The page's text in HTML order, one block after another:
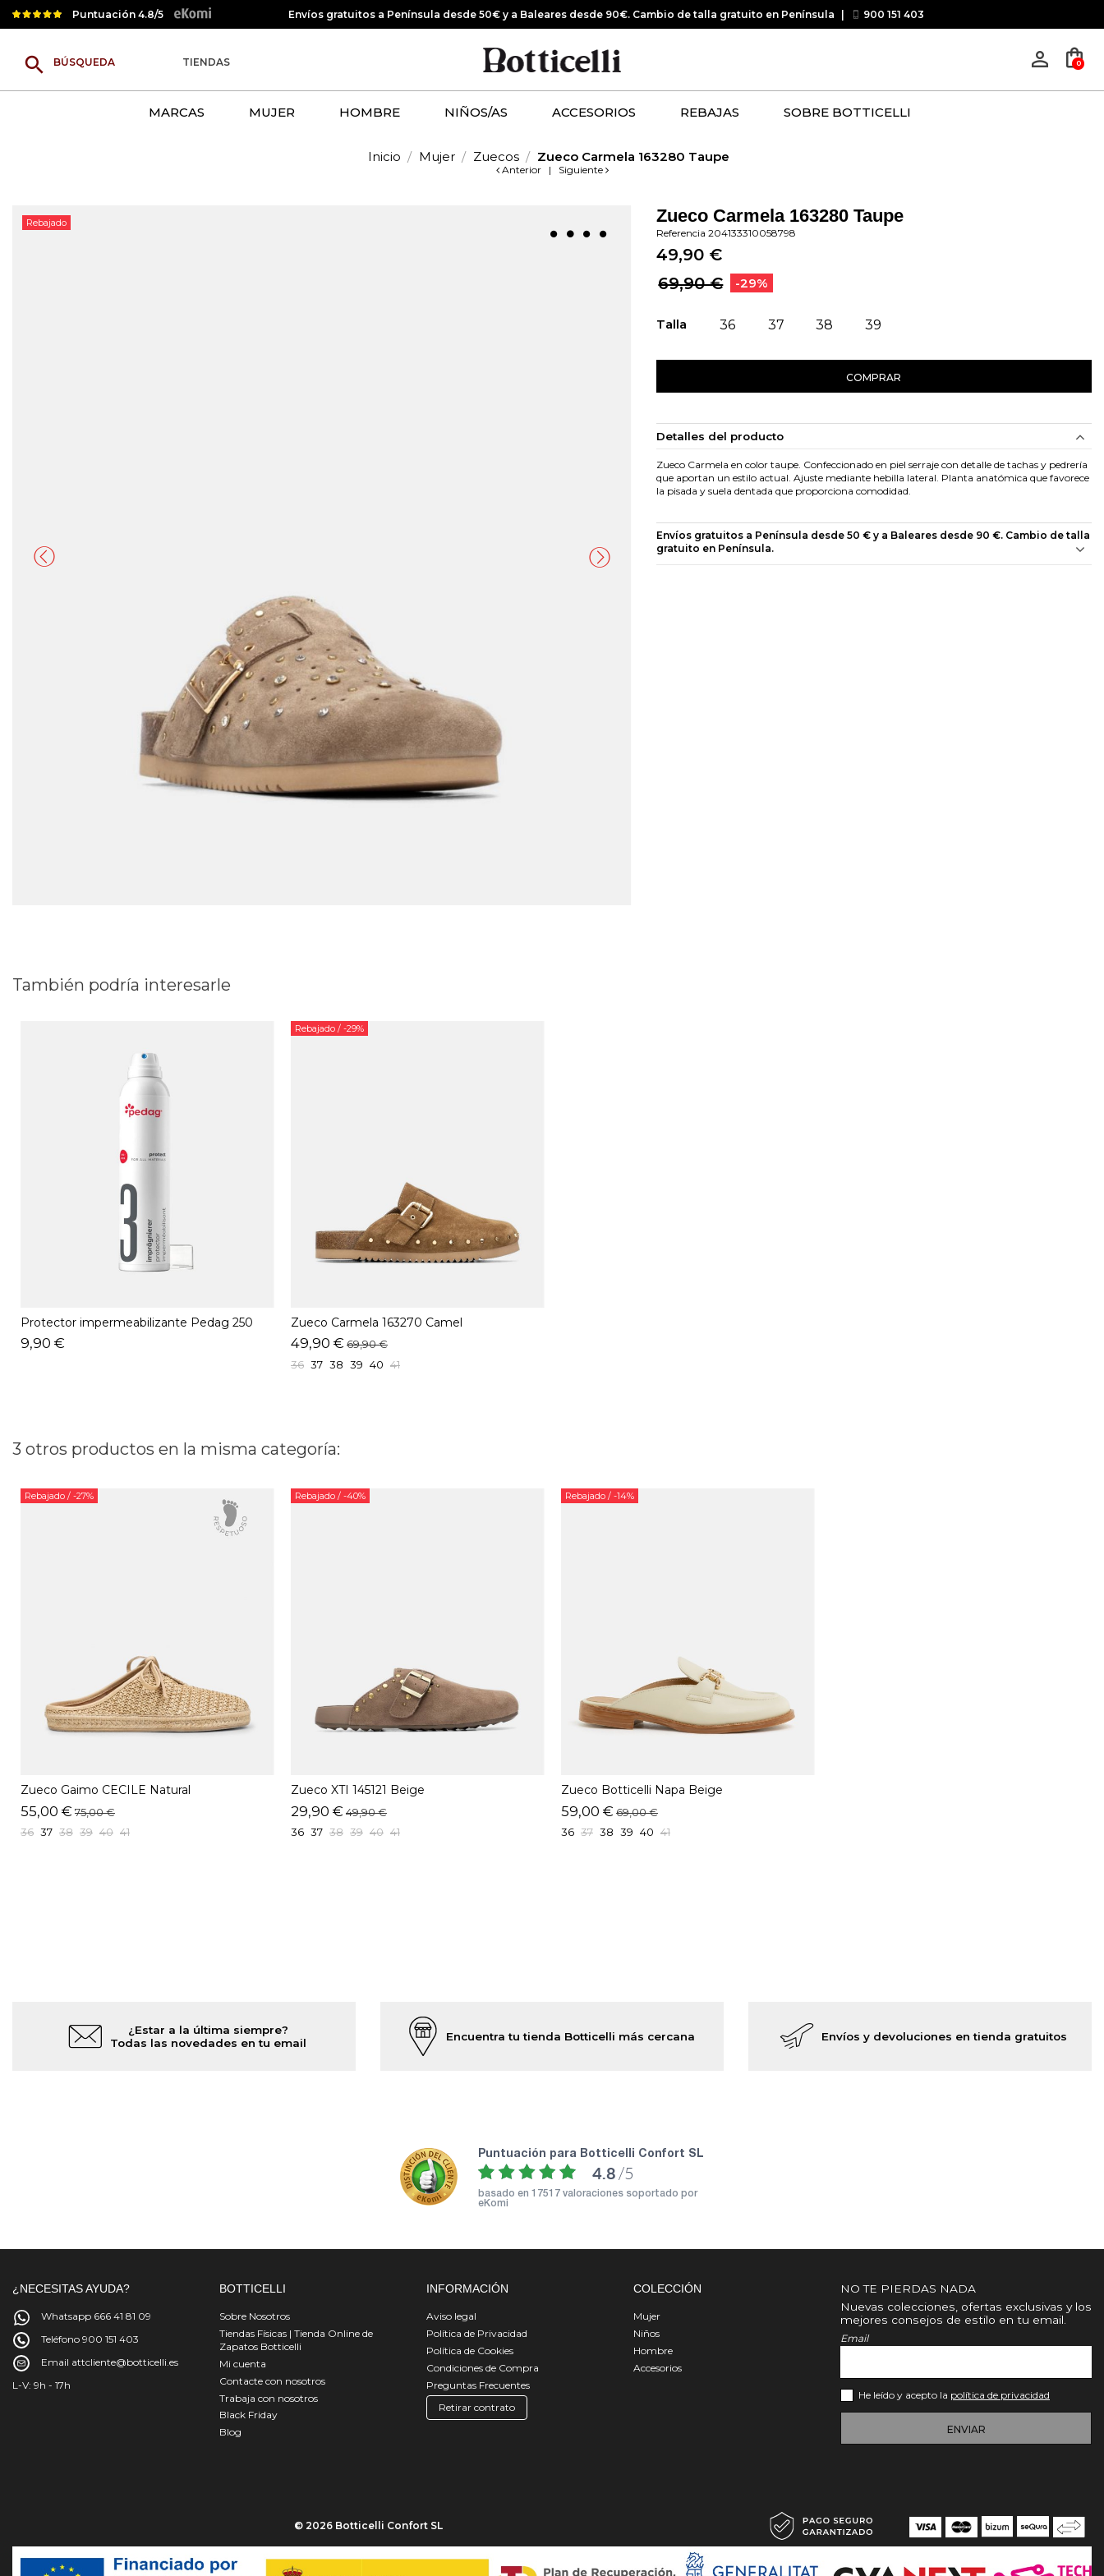
Puntuación 4.8/5 Envíos gratuitos a Península desde 50€ y a Baleares desde 90€. Cambio de talla gratuito en Península 900 151 403
search TIENDAS person_outline shopping_bag
0
MARCAS MUJER HOMBRE NIÑOS/AS ACCESORIOS REBAJAS SOBRE BOTTICELLI
Inicio Mujer Zuecos Zueco Carmela 163280 Taupe
Anterior | Siguiente
Rebajado Zueco Carmela 163280 Taupe
Referencia 204133310058798
49,90 €
69,90 €
-29%
Talla 36 37 38 39
COMPRAR
Detalles del producto
Zueco Carmela en color taupe. Confeccionado en piel serraje con detalle de tachas y pedrería
que aportan un estilo actual. Ajuste mediante hebilla lateral. Planta anatómica que favorece
la pisada y suela dentada que proporciona comodidad.
Envíos gratuitos a Península desde 50 € y a Baleares desde 90 €. Cambio de talla
gratuito en Península.
También podría interesarle
Protector impermeabilizante Pedag 250
ML
9,90 €
Rebajado / -29%
Zueco Carmela 163270 Camel
49,90 € 69,90 €
36 37 38 39 40 41
3 otros productos en la misma categoría:
Rebajado / -27%
Zueco Gaimo CECILE Natural
55,00 € 75,00 €
36 37 38 39 40 41
Rebajado / -40%
Zueco XTI 145121 Beige
29,90 € 49,90 €
36 37 38 39 40 41
Rebajado / -14%
Zueco Botticelli Napa Beige
59,00 € 69,00 €
36 37 38 39 40 41
¿Estar a la última siempre?
Todas las novedades en tu email
Encuentra tu tienda Botticelli más cercana Envíos y devoluciones en tienda gratuitos
puntuación para Botticelli Confort SL
4.8 /5
basado en 17517 valoraciones soportado por
eKomi
¿NECESITAS AYUDA?
Whatsapp 666 41 81 09
Teléfono 900 151 403
Email attcliente@botticelli.es
L-V: 9h - 17h
BOTTICELLI
Sobre Nosotros
Tiendas Físicas | Tienda Online de
Zapatos Botticelli
Mi cuenta
Contacte con nosotros
Trabaja con nosotros
Black Friday
Blog
INFORMACIÓN
Aviso legal
Política de Privacidad
Política de Cookies
Condiciones de Compra
Preguntas Frecuentes
Retirar contrato
COLECCIÓN
Mujer
Niños
Hombre
Accesorios
NO TE PIERDAS NADA
Nuevas colecciones, ofertas exclusivas y los
mejores consejos de estilo en tu email.
Email
He leído y acepto la política de privacidad
ENVIAR
© 2026 Botticelli Confort SL